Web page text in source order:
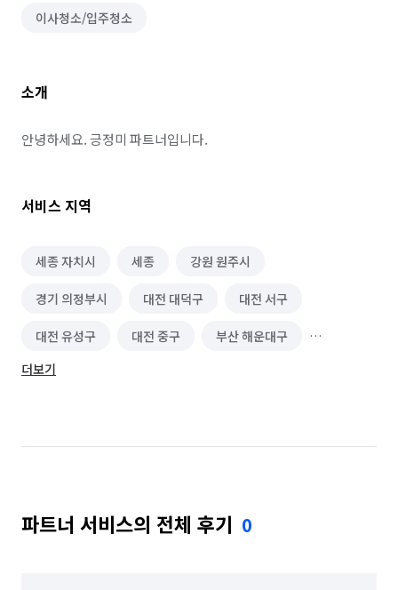
이사청소/입주청소
소개
안녕하세요. 긍정미 파트너입니다.
서비스 지역
세종 자치시 세종 강원 원주시
경기 의정부시 대전 대덕구 대전 서구
대전 유성구 대전 중구 부산 해운대구
인천 연수구
충북 청주시 상당구 충북 청주시 서원구
더보기
파트너 서비스의 전체 후기 0